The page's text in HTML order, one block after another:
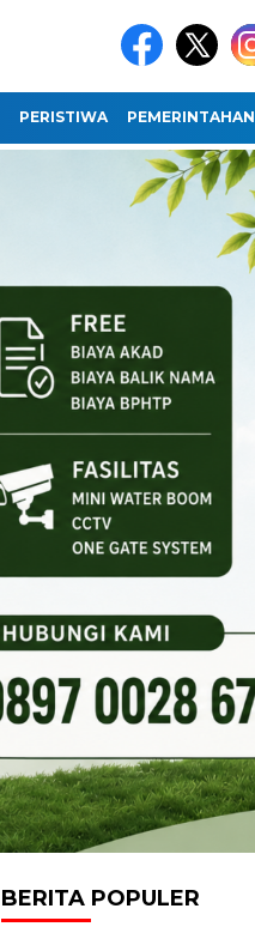
PERISTIWA PEMERINTAHAN
BERITA POPULER